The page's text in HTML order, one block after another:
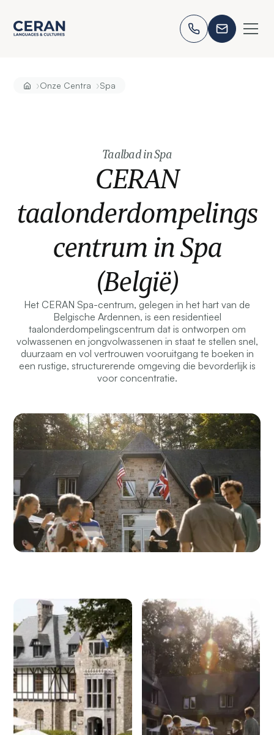
›Onze Centra ›Spa
Taalbad in Spa
CERAN
taalonderdompelings
centrum in Spa
(België)
Het CERAN Spa-centrum, gelegen in het hart van de
Belgische Ardennen, is een residentieel
taalonderdompelingscentrum dat is ontworpen om
volwassenen en jongvolwassenen in staat te stellen snel,
duurzaam en vol vertrouwen vooruitgang te boeken in
een rustige, structurerende omgeving die bevorderlijk is
voor concentratie.